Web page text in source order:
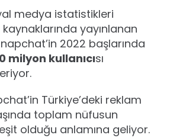
medya istatistikleri
yayınlanan
2022 başlarında
milyon kullanıcısı
Türkiye’deki reklam
toplam nüfusun
olduğu anlamına geliyor.